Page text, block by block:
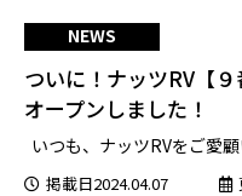
NEWS
ついに！ナッツRV【
オープンしました！
いつも、ナッツRVをご愛
掲載日2024.04.07